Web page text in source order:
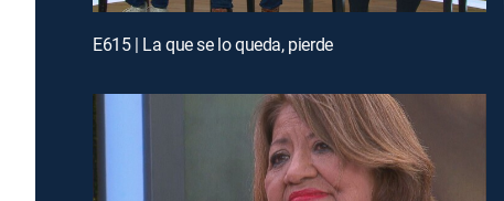
E615 | La que se lo queda, pierde